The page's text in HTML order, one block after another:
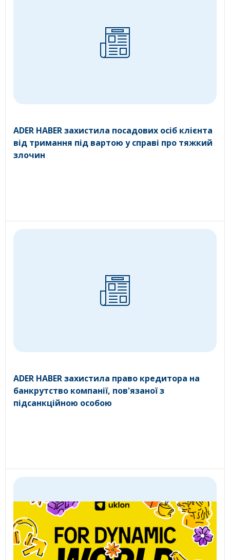
ADER HABER захистила посадових осіб клієнта
від тримання під вартою у справі про тяжкий
злочин
ADER HABER захистила право кредитора на
банкрутство компанії, пов'язаної з
підсанкційною особою